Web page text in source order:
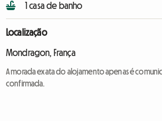
1 casa de banho
Localização
Mondragon, França
A morada exata do alojamento apenas é
confirmada.